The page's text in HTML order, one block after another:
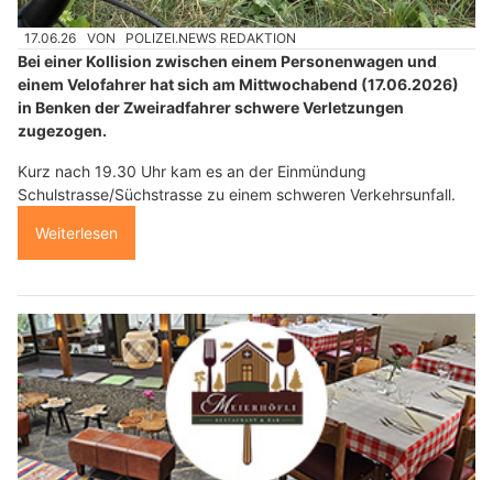
17.06.26 VON POLIZEI.NEWS REDAKTION
Bei einer Kollision zwischen einem Personenwagen und
einem Velofahrer hat sich am Mittwochabend (17.06.2026)
in Benken der Zweiradfahrer schwere Verletzungen
zugezogen.
Kurz nach 19.30 Uhr kam es an der Einmündung
Schulstrasse/Süchstrasse zu einem schweren Verkehrsunfall.
Weiterlesen